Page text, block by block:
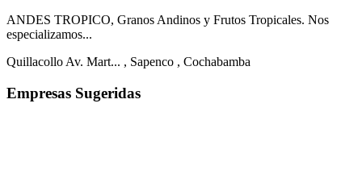
ANDES TROPICO, Granos Andinos y Frutos Tropicales. Nos
especializamos...
Quillacollo Av. Mart... , Sapenco , Cochabamba
Empresas Sugeridas